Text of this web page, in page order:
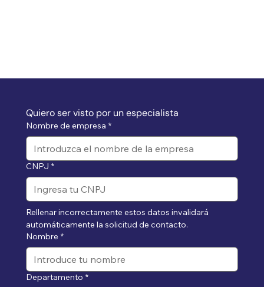
Quiero ser visto por un especialista
Nombre de empresa *
CNPJ *
Rellenar incorrectamente estos datos invalidará
automáticamente la solicitud de contacto.
Nombre *
Departamento *